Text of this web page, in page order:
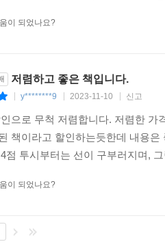
이 되었나요?
저렴하고 좋은 책입니다.
y********9 2023-11-10 신고
으로 무척 저렴합니다. 저렴한
책이라고 할인하는듯한데 내용
점 투시부터는 선이 구부러지며,
이 되었나요?